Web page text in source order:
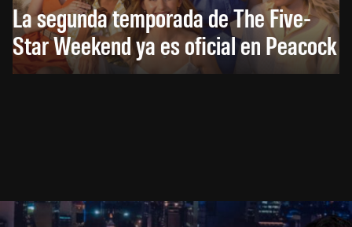
La segunda temporada de The Five-
Star Weekend ya es oficial en Peacock